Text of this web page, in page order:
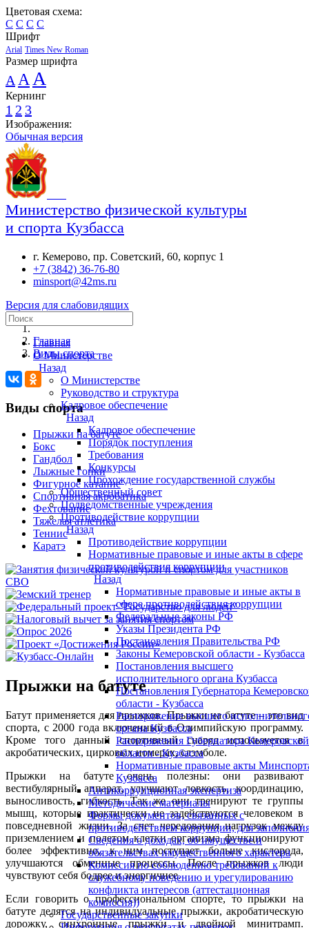
Цветовая схема:
C C C C
Шрифт
Arial Times New Roman
Размер шрифта
A A A
Кернинг
1 2 3
Изображения:
Обычная версия
Министерство физической культуры
и спорта Кузбасса
г. Кемерово, пр. Советский, 60, корпус 1
+7 (3842) 36-76-80
minsport@42ms.ru
Версия для слабовидящих
Главная
О Министерстве
Назад
О Министерстве
Руководство и структура
Кадровое обеспечение
Назад
Кадровое обеспечение
Порядок поступления
Требования
Конкурсы
Прохождение государственной службы
Общественный совет
Подведомственные учреждения
Противодействие коррупции
Назад
Противодействие коррупции
Нормативные правовые и иные акты в сфере
противодействия коррупции
Назад
Нормативные правовые и иные акты в
сфере противодействия коррупции
Федеральные законы РФ
Указы Президента РФ
Постановления Правительства РФ
Законы Кемеровской области - Кузбасса
Постановления высшего
исполнительного органа Кузбасса
Постановления Губернатора
области - Кузбасса
Распоряжение высшего
органа Кузбасса
Распоряжения Губернатора Кемеровской
области - Кузбасса
Нормативные правовые акты
Кузбасса
Антикоррупционная экспертиза
Методические материалы
Формы документов, связанных с
противодействием коррупции, для
Сведения о доходах, об имуществе и
обязательствах имущественного характера
Комиссия по соблюдению требований к
служебному поведению и урегулированию
конфликта интересов (аттестационная
комиссия))
Государственные закупки
Главная
Виды спорта
Виды спорта
Прыжки на батуте
Бокс
Гандбол
Лыжные гонки
Фигурное катание
Спортивная акробатика
Фехтование
Тяжелая атлетика
Теннис
Каратэ
Прыжки на батуте
Батут применяется для прыжков. Прыжки на батуте – это вид
спорта, с 2000 года включенный в Олимпийскую программу.
Кроме того данный спортивный снаряд используется в
акробатических, цирковых номерах, слэмболе.
Прыжки на батуте очень полезны: они развивают
вестибулярный аппарат, улучшают ловкость, координацию,
выносливость, гибкость. Так же они тренируют те группы
мышц, которые практически не задействуются человеком в
повседневной жизни. За счет чередования нагрузок между
приземлением и полетом клетки организма функционируют
более эффективно, к ним поступает больше кислорода,
улучшаются обменные процессы. После прыжков люди
чувствуют себя бодрее и энергичнее.
Если говорить о профессиональном спорте, то прыжки на
батуте делятся на индивидуальные прыжки, акробатическую
дорожку, синхронные прыжки и двойной минитрамп.